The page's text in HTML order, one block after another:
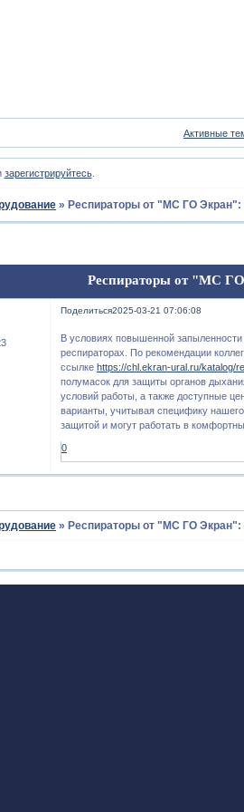
Активные
зарегистрируйтесь.
» Респираторы от "МС ГО Экран":
Респираторы от "МС ГО
Поделиться2025-03-21 07:06:08
В условиях повышенной
респираторах. По рекомендации
ссылкеhttps://chl.ekran-ural.ru/katalog/
полумасок для защиты органов
условий работы, а также доступные
варианты, учитывая специфику
защитой и могут работать в
0
» Респираторы от "МС ГО Экран":